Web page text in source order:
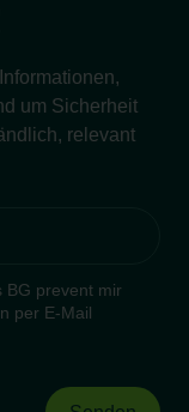
um Sicherheit
relevant
BG prevent mir
per E-Mail